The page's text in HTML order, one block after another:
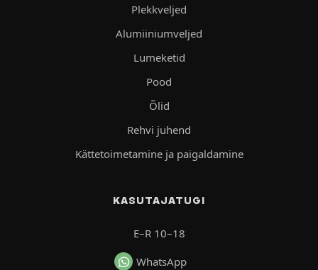
Plekkveljed
Alumiiniumveljed
Lumeketid
Pood
Õlid
Rehvi juhend
Kättetoimetamine ja paigaldamine
KASUTAJATUGI
E–R 10–18
WhatsApp